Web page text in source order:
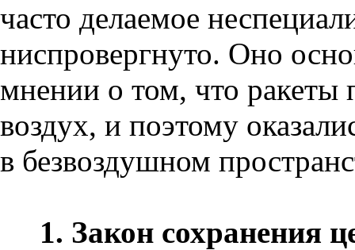
часто делаемое
ниспровергнуто. Оно
мнении о том, что ракеты
воздух, и поэтому
в безвоздушном
1. Закон сохранения